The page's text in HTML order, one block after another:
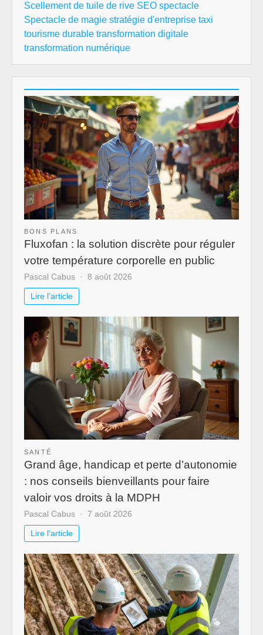
Scellement de tuile de rive SEO spectacle
Spectacle de magie stratégie d'entreprise taxi
tourisme durable transformation digitale
transformation numérique
BONS PLANS
Fluxofan : la solution discrète pour réguler
votre température corporelle en public
Pascal Cabus 8 août 2026
Lire l'article
SANTÉ
Grand âge, handicap et perte d’autonomie
: nos conseils bienveillants pour faire
valoir vos droits à la MDPH
Pascal Cabus 7 août 2026
Lire l'article